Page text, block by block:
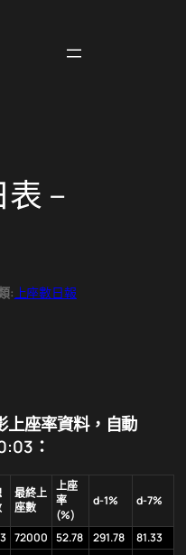
–
: 上座數日報
座率資料，自動
：
最終上
座數
上座
率
(%)
d-1% d-7%
72000 52.78 291.78
81.33